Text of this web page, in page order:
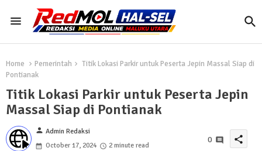
Home Pemerintah
Titik Lokasi Parkir untuk Peserta Jepin Massal Siap di
Pontianak
Titik Lokasi Parkir untuk Peserta Jepin
Massal Siap di Pontianak
person Admin Redaksi
October 17, 2024
2 minute read
0 share